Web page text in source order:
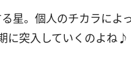
星。個人のチカラによ
に突入していくのよね♪